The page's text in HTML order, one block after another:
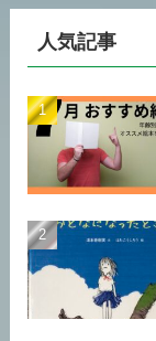
人気記事